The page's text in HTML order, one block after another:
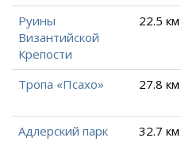
Руины
Византийской
Крепости
22.5 км
Тропа «Псахо» 27.8 км
Адлерский парк 32.7 км